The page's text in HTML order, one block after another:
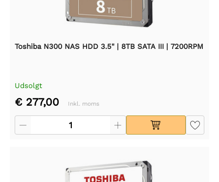
Toshiba N300 NAS HDD 3.5" | 8TB SATA III | 7200RPM
Udsolgt
€ 277,00 Inkl. moms